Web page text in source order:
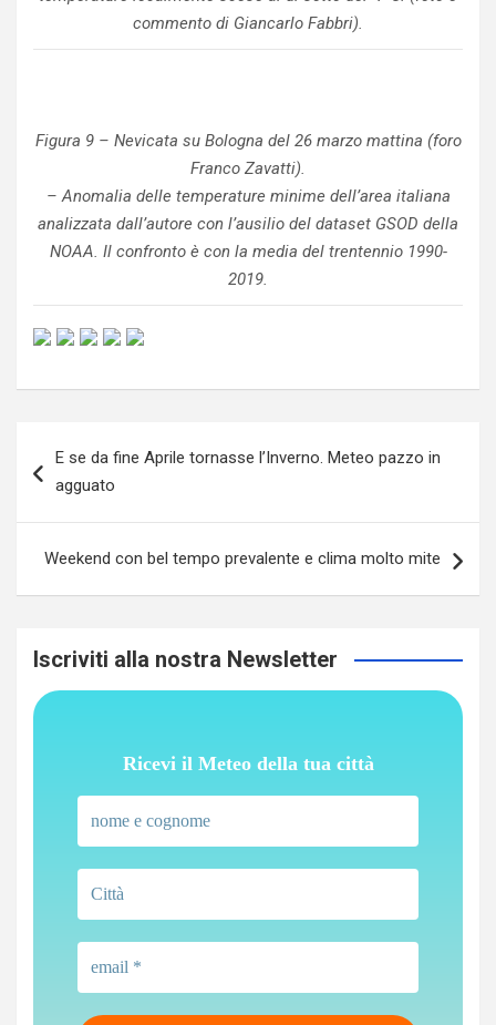
commento di Giancarlo Fabbri).
Figura 9 – Nevicata su Bologna del 26 marzo mattina (foro
Franco Zavatti).
– Anomalia delle temperature minime dell’area italiana
analizzata dall’autore con l’ausilio del dataset GSOD della
NOAA. Il confronto è con la media del trentennio 1990-
2019.
articoli
E se da fine Aprile tornasse l’Inverno. Meteo pazzo in
agguato
Weekend con bel tempo prevalente e clima molto mite
Iscriviti alla nostra Newsletter
Ricevi il Meteo della tua città